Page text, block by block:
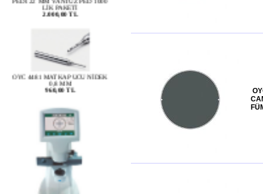
OYC 4481 MATKAP UCU NİDEK
0,8 MM